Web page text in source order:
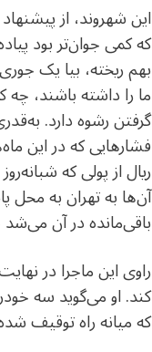
این شهروند،‌ از
که کمی جوان‌تر بود
بهم ریخته، بیا یک
ما را داشته باشند،
گرفتن رشوه دارد.
فشارهایی که در این
ریال از پولی که
آن‌ها به تهران به محل
باقی‌مانده در آن
راوی این ماجرا در
کند. او می‌گوید سه
که میانه راه توقیف